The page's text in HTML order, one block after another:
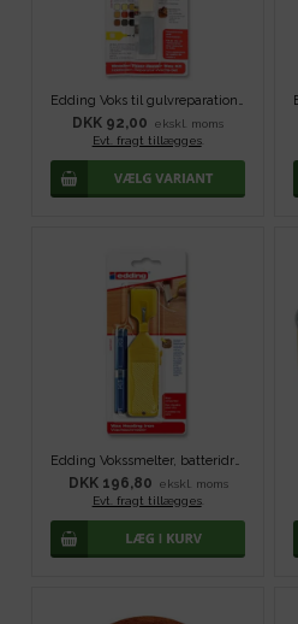
Edding Voks til gulvreparation - Hvid
DKK 92,00
ekskl. moms
Evt. fragt tillægges.
Edding Vokssmelter, batteridreven
DKK 196,80
ekskl. moms
Evt. fragt tillægges.